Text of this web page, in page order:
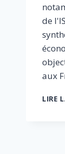
de
aux
LIRE